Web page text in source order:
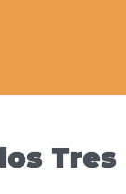
Tres